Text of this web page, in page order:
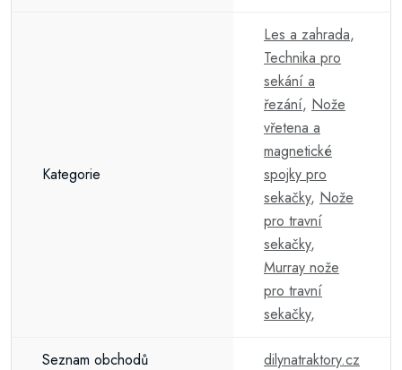
Kategorie
Les a zahrada,
Technika pro
sekání a
řezání, Nože
vřetena a
magnetické
spojky pro
sekačky, Nože
pro travní
sekačky,
Murray nože
pro travní
sekačky,
Seznam obchodů dilynatraktory.cz